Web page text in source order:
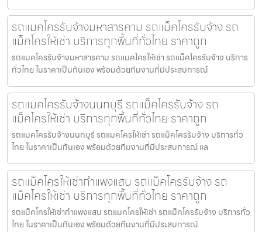
รถแมคโครรับจ้างมหาสารคาม รถแม็คโครรับจ้าง รถ
แม็คโครให้เช่า บริการทุกพื้นที่ทั่วไทย ราคาถูก
รถแมคโครรับจ้างมหาสารคาม รถแมคโครให้เช่า รถแม็คโครรับจ้าง บริการ
ทั่วไทย ในราคาเป็นกันเอง พร้อมด้วยทีมงานที่มีประสบการณ์
รถแมคโครรับจ้างนนทบุรี รถแม็คโครรับจ้าง รถ
แม็คโครให้เช่า บริการทุกพื้นที่ทั่วไทย ราคาถูก
รถแมคโครรับจ้างนนทบุรี รถแมคโครให้เช่า รถแม็คโครรับจ้าง บริการทั่ว
ไทย ในราคาเป็นกันเอง พร้อมด้วยทีมงานที่มีประสบการณ์ แล
รถแม็คโครให้เช่ากำแพงแสน รถแม็คโครรับจ้าง รถ
แม็คโครให้เช่า บริการทุกพื้นที่ทั่วไทย ราคาถูก
รถแม็คโครให้เช่ากำแพงแสน รถแมคโครให้เช่า รถแม็คโครรับจ้าง บริการทั่ว
ไทย ในราคาเป็นกันเอง พร้อมด้วยทีมงานที่มีประสบการณ์